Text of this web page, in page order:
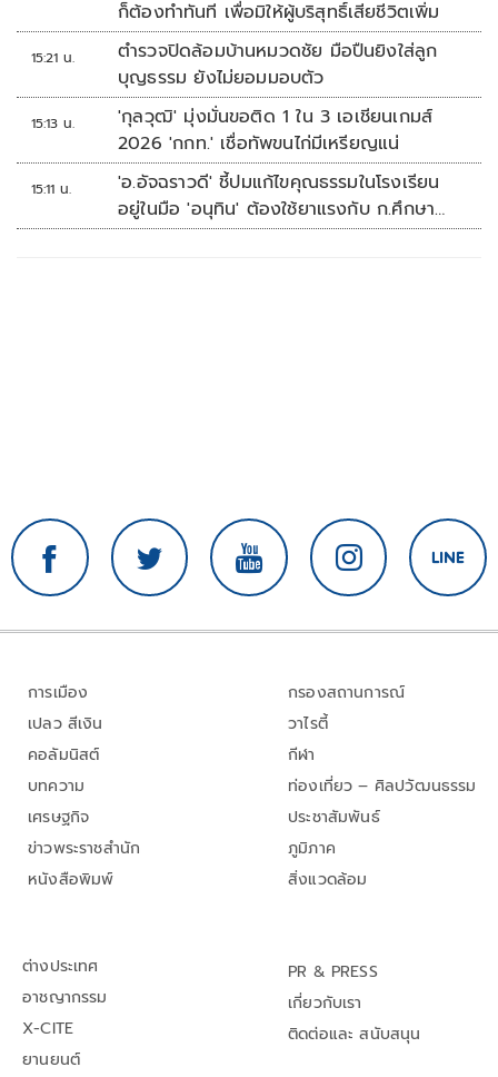
ก็ต้องทำทันที เพื่อมิให้ผู้บริสุทธิ์เสียชีวิตเพิ่ม
15:21 น.
ตำรวจปิดล้อมบ้านหมวดชัย มือปืนยิงใส่ลูก
บุญธรรม ยังไม่ยอมมอบตัว
15:13 น.
'กุลวุฒิ' มุ่งมั่นขอติด 1 ใน 3 เอเชียนเกมส์
2026 'กกท.' เชื่อทัพขนไก่มีเหรียญแน่
15:11 น.
'อ.อัจฉราวดี' ชี้ปมแก้ไขคุณธรรมในโรงเรียน
อยู่ในมือ 'อนุทิน' ต้องใช้ยาแรงกับ ก.ศึกษา
เรื่องปืนแค่ปลายเหตุ
การเมือง
เปลว สีเงิน
คอลัมนิสต์
บทความ
เศรษฐกิจ
ข่าวพระราชสำนัก
หนังสือพิมพ์
กรองสถานการณ์
วาไรตี้
กีฬา
ท่องเที่ยว – ศิลปวัฒนธรรม
ประชาสัมพันธ์
ภูมิภาค
สิ่งแวดล้อม
ต่างประเทศ
อาชญากรรม
X-CITE
ยานยนต์
PR & PRESS
เกี่ยวกับเรา
ติดต่อและ สนับสนุน